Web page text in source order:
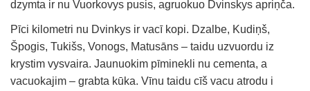
dzymta ir nu Vuorkovys pusis, agruokuo Dvinskys apriņča.
Pīci kilometri nu Dvinkys ir vacī kopi. Dzalbe, Kudiņš,
Špogis, Tukišs, Vonogs, Matusāns – taidu uzvuordu iz
krystim vysvaira. Jaunuokim pīminekli nu cementa, a
vacuokajim – grabta kūka. Vīnu taidu cīš vacu atrodu i